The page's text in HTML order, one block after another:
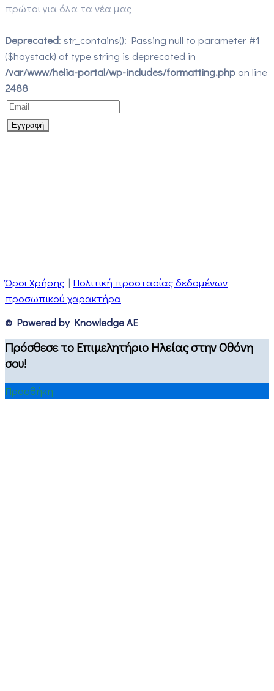
πρώτοι για όλα τα νέα μας
Deprecated: str_contains(): Passing null to parameter #1
($haystack) of type string is deprecated in
/var/www/helia-portal/wp-includes/formatting.php on line
2488
Όροι Χρήσης | Πολιτική προστασίας δεδομένων
προσωπικού χαρακτήρα
© Powered by Knowledge AE
Πρόσθεσε το Επιμελητήριο Ηλείας στην Οθόνη
σου!
Προσθήκη